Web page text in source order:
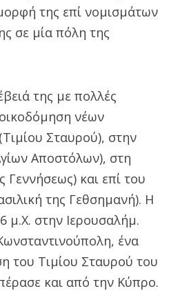
της επί νομισμάτων
σε μία πόλη της
της με πολλές
νέων
Σταυρού), στην
Αποστόλων), στη
Γεννήσεως) και επί του
της Γεθσημανή). Η
μ.Χ. στην Ιερουσαλήμ.
ένα
του Τιμίου Σταυρού του
και από την Κύπρο.